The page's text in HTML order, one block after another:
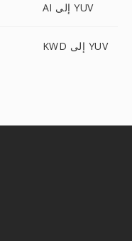
AI إلى YUV
KWD إلى YUV